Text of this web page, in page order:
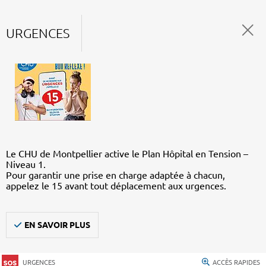
URGENCES
Le CHU de Montpellier active le Plan Hôpital en Tension –
Niveau 1.
Pour garantir une prise en charge adaptée à chacun,
appelez le 15 avant tout déplacement aux urgences.
EN SAVOIR PLUS
URGENCES ACCÈS RAPIDES